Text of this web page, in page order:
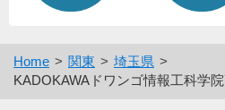
Home 関東
埼玉県
KADOKAWAドワンゴ情報工科学